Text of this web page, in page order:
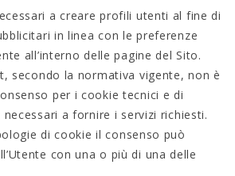
a creare profili utenti al fine di
in linea con le preferenze
all’interno delle pagine del Sito.
secondo la normativa vigente, non è
per i cookie tecnici e di
a fornire i servizi richiesti.
di cookie il consenso può
con una o più di una delle